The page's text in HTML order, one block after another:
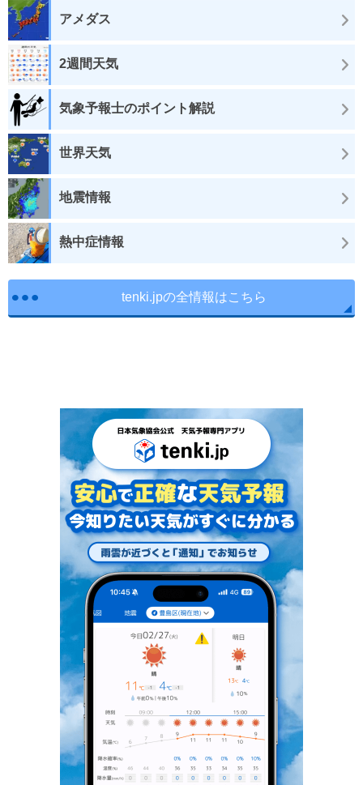
アメダス
2週間天気
気象予報士のポイント解説
世界天気
地震情報
熱中症情報
tenki.jpの全情報はこちら